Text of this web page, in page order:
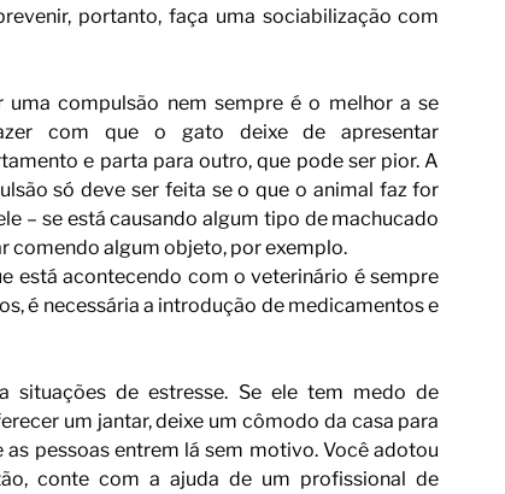
portanto, faça uma sociabilização com
uma compulsão nem sempre é o melhor a se
com que o gato deixe de apresentar
e parta para outro, que pode ser pior. A
só deve ser feita se o que o animal faz for
– se está causando algum tipo de machucado
comendo algum objeto, por exemplo.
está acontecendo com o veterinário é sempre
é necessária a introdução de medicamentos e
situações de estresse. Se ele tem medo de
um jantar, deixe um cômodo da casa para
as pessoas entrem lá sem motivo. Você adotou
conte com a ajuda de um profissional de